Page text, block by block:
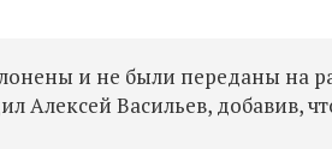
и не были переданы на
Алексей Васильев, добавив,